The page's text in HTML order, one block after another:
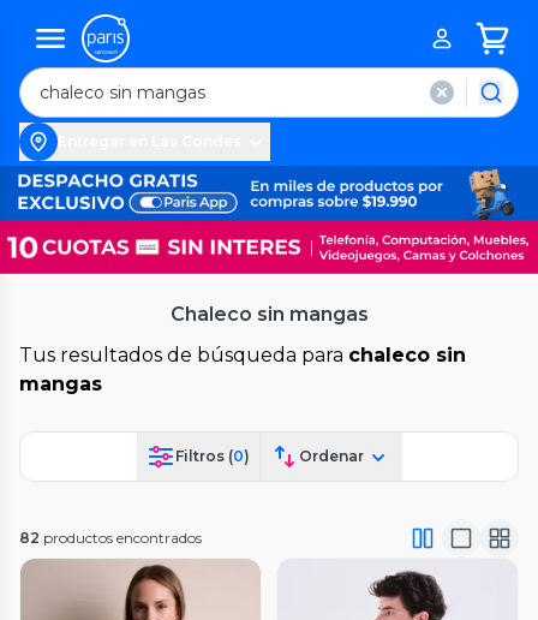
Chaleco sin mangas
Tus resultados de búsqueda para chaleco sin
mangas
Filtros (0) Ordenar
82 productos encontrados